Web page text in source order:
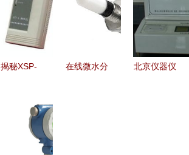
保障，服务
无忧
部生物在线
与厂家全解
析
揭秘XSP-
海彼爱姆生
物显微镜的
专业应用与
在线微水分
北京仪器仪